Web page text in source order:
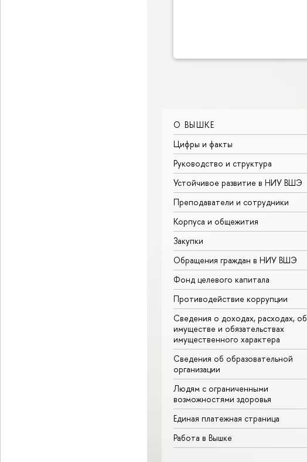
О ВЫШКЕ
Цифры и факты
Руководство и структура
Устойчивое развитие в НИУ ВШЭ
Преподаватели и сотрудники
Корпуса и общежития
Закупки
Обращения граждан в НИУ ВШЭ
Фонд целевого капитала
Противодействие коррупции
Сведения о доходах, расходах, об
имуществе и обязательствах
имущественного характера
Сведения об образовательной
организации
Людям с ограниченными
возможностями здоровья
Единая платежная страница
Работа в Вышке